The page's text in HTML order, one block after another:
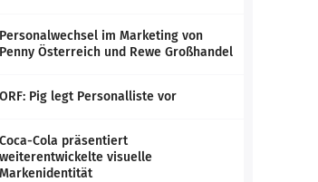
Personalwechsel im Marketing von
Penny Österreich und Rewe Großhandel
ORF: Pig legt Personalliste vor
Coca-Cola präsentiert
weiterentwickelte visuelle
Markenidentität